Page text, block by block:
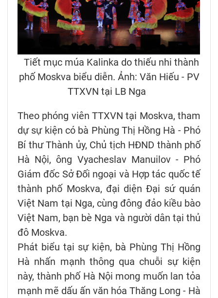
Tiết mục múa Kalinka do thiếu nhi thành
phố Moskva biểu diễn. Ảnh: Văn Hiếu - PV
TTXVN tại LB Nga
Theo phóng viên TTXVN tại Moskva, tham
dự sự kiện có bà Phùng Thị Hồng Hà - Phó
Bí thư Thành ủy, Chủ tịch HĐND thành phố
Hà Nội, ông Vyacheslav Manuilov - Phó
Giám đốc Sở Đối ngoại và Hợp tác quốc tế
thành phố Moskva, đại diện Đại sứ quán
Việt Nam tại Nga, cùng đông đảo kiều bào
Việt Nam, bạn bè Nga và người dân tại thủ
đô Moskva.
Phát biểu tại sự kiện, bà Phùng Thị Hồng
Hà nhấn mạnh thông qua chuỗi sự kiện
này, thành phố Hà Nội mong muốn lan tỏa
mạnh mẽ dấu ấn văn hóa Thăng Long - Hà